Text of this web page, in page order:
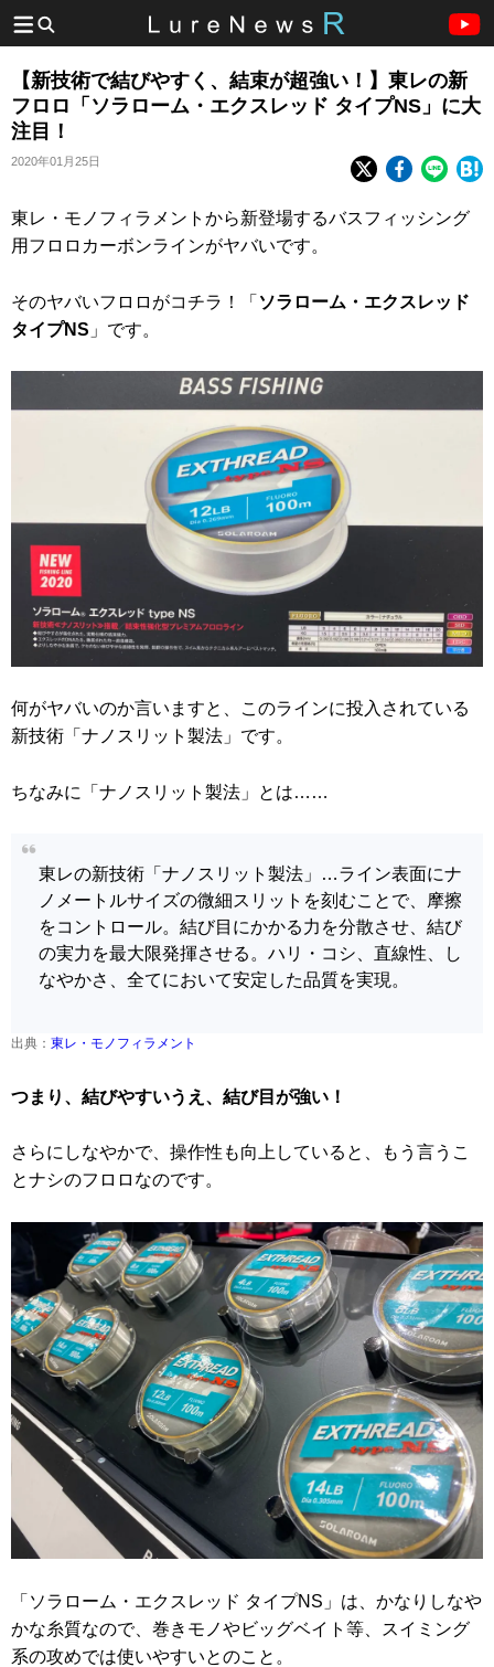
【新技術で結びやすく、結束が超強い！】東レの新
フロロ「ソラローム・エクスレッド タイプNS」に大
注目！
2020年01月25日
東レ・モノフィラメントから新登場するバスフィッシング
用フロロカーボンラインがヤバいです。
そのヤバいフロロがコチラ！「 ソラローム・エクスレッド
タイプNS 」です。
何がヤバいのか言いますと、このラインに投入されている
新技術「ナノスリット製法」です。
ちなみに「ナノスリット製法」とは……
東レの新技術「ナノスリット製法」…ライン表面にナ
ノメートルサイズの微細スリットを刻むことで、摩擦
をコントロール。結び目にかかる力を分散させ、結び
の実力を最大限発揮させる。ハリ・コシ、直線性、し
なやかさ、全てにおいて安定した品質を実現。
出典： 東レ・モノフィラメント
つまり、結びやすいうえ、結び目が強い！
さらにしなやかで、操作性も向上していると、もう言うこ
とナシのフロロなのです。
「ソラローム・エクスレッド タイプNS」は、かなりしなや
かな糸質なので、巻きモノやビッグベイト等、スイミング
系の攻めでは使いやすいとのこと。